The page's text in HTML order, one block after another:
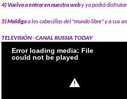
4) Vuelva a entrar en nuestra weby ya podrá
5) Maldigaa los cabecillas del "mundo libre" y a sus
TELEVISIÓN - CANAL RUSSIA TODAY